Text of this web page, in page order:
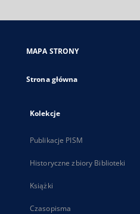
się
karcie
MAPA STRONY
Strona główna
Kolekcje
Publikacje PISM
Historyczne zbiory Biblioteki
Książki
Czasopisma